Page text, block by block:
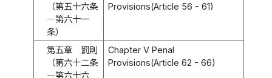
（第五十六条
―第六十一
条）
Provisions(Article 56 - 61)
第五章 罰則
（第六十二条
―第六十六
Chapter V Penal
Provisions(Article 62 - 66)